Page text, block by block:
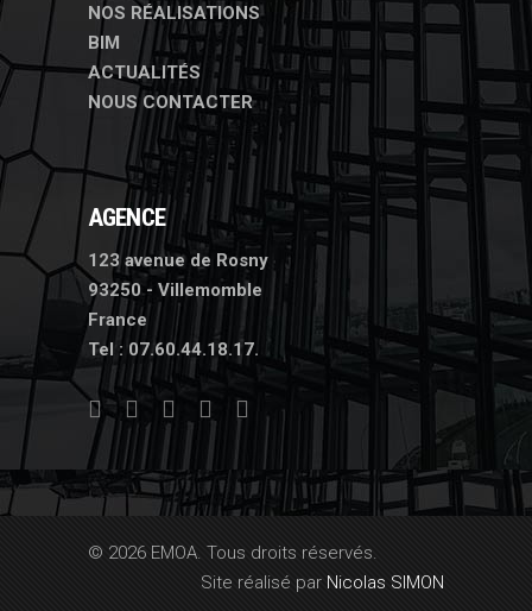
NOS RÉALISATIONS
BIM
ACTUALITÉS
NOUS CONTACTER
AGENCE
123 avenue de Rosny
93250 - Villemomble
France
Tel : 07.60.44.18.17.
© 2026 EMOA. Tous droits réservés.
Site réalisé par Nicolas SIMON